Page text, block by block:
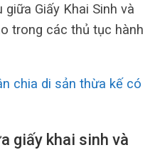
Giấy Khai Sinh và
trong các thủ tục hành
chia di sản thừa kế có
giấy khai sinh và